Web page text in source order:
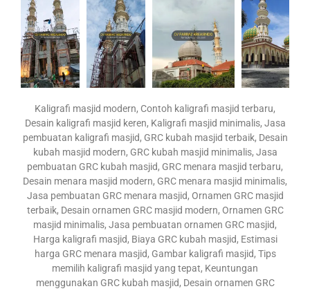
Kaligrafi masjid modern, Contoh kaligrafi masjid terbaru,
Desain kaligrafi masjid keren, Kaligrafi masjid minimalis, Jasa
pembuatan kaligrafi masjid, GRC kubah masjid terbaik, Desain
kubah masjid modern, GRC kubah masjid minimalis, Jasa
pembuatan GRC kubah masjid, GRC menara masjid terbaru,
Desain menara masjid modern, GRC menara masjid minimalis,
Jasa pembuatan GRC menara masjid, Ornamen GRC masjid
terbaik, Desain ornamen GRC masjid modern, Ornamen GRC
masjid minimalis, Jasa pembuatan ornamen GRC masjid,
Harga kaligrafi masjid, Biaya GRC kubah masjid, Estimasi
harga GRC menara masjid, Gambar kaligrafi masjid, Tips
memilih kaligrafi masjid yang tepat, Keuntungan
menggunakan GRC kubah masjid, Desain ornamen GRC